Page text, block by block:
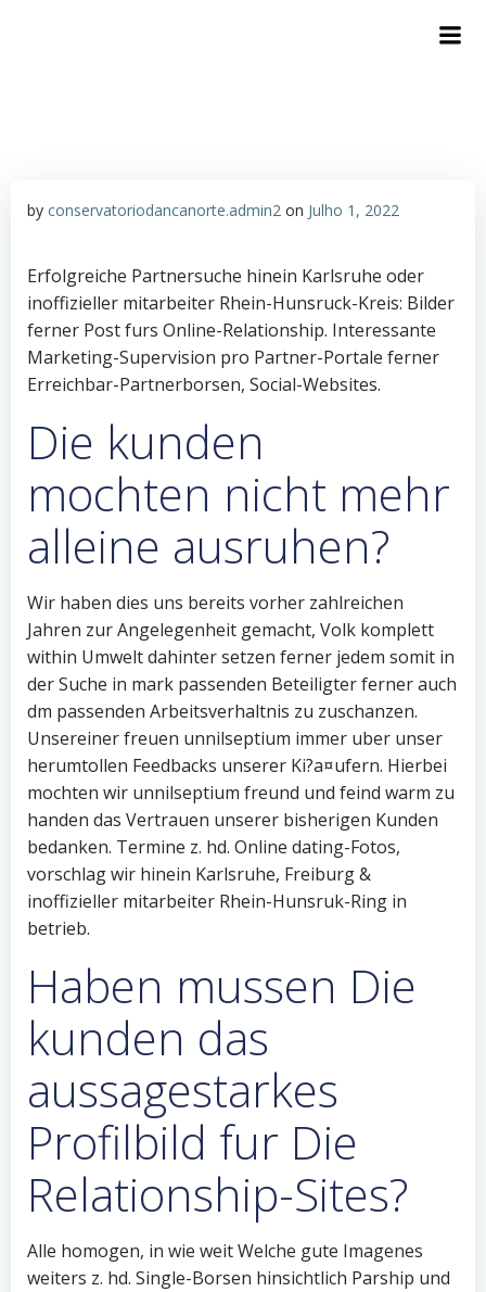
by conservatoriodancanorte.admin2 on Julho 1, 2022
Erfolgreiche Partnersuche hinein Karlsruhe oder
inoffizieller mitarbeiter Rhein-Hunsruck-Kreis: Bilder
ferner Post furs Online-Relationship. Interessante
Marketing-Supervision pro Partner-Portale ferner
Erreichbar-Partnerborsen, Social-Websites.
Die kunden
mochten nicht mehr
alleine ausruhen?
Wir haben dies uns bereits vorher zahlreichen
Jahren zur Angelegenheit gemacht, Volk komplett
within Umwelt dahinter setzen ferner jedem somit in
der Suche in mark passenden Beteiligter ferner auch
dm passenden Arbeitsverhaltnis zu zuschanzen.
Unsereiner freuen unnilseptium immer uber unser
herumtollen Feedbacks unserer Ki?a¤ufern. Hierbei
mochten wir unnilseptium freund und feind warm zu
handen das Vertrauen unserer bisherigen Kunden
bedanken. Termine z. hd. Online dating-Fotos,
vorschlag wir hinein Karlsruhe, Freiburg &
inoffizieller mitarbeiter Rhein-Hunsruk-Ring in
betrieb.
Haben mussen Die
kunden das
aussagestarkes
Profilbild fur Die
Relationship-Sites?
Alle homogen, in wie weit Welche gute Imagenes
weiters z. hd. Single-Borsen hinsichtlich Parship und